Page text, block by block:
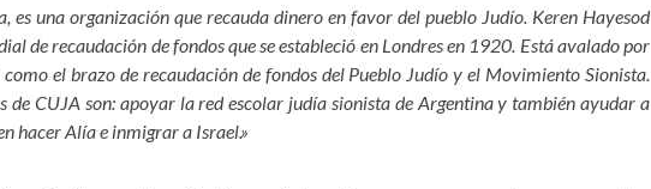
es una organización que recauda dinero en favor del pueblo Judío. Keren Hayesod
de recaudación de fondos que se estableció en Londres en 1920. Está avalado por
el brazo de recaudación de fondos del Pueblo Judío y el Movimiento Sionista.
de CUJA son: apoyar la red escolar judía sionista de Argentina y también ayudar a
hacer Alía e inmigrar a Israel.»